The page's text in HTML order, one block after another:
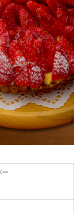
ー